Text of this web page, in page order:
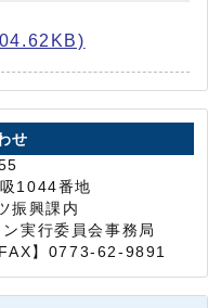
せ
1044番地
振興課内
実行委員会事務局
】0773-62-9891